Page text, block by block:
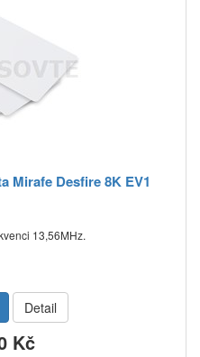
Mirafe Desfire 8K EV1
13,56MHz.
Detail
Kč